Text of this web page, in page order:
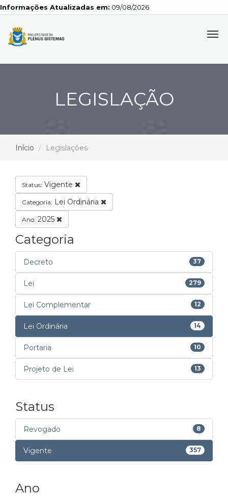
Atualizadas em: 09/08/2026
LEGISLAÇÃO
Início Legislações
Status: Vigente
Categoria: Lei Ordinária
Ano: 2025
Categoria
Decreto 37
Lei 279
Lei Complementar 12
Lei Ordinária 14
Portaria 10
Projeto de Lei 13
Status
Revogado 8
Vigente 357
Ano